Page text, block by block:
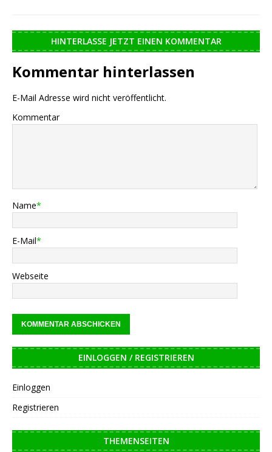
HINTERLASSE JETZT EINEN KOMMENTAR
Kommentar hinterlassen
E-Mail Adresse wird nicht veröffentlicht.
Kommentar
Name*
E-Mail*
Webseite
EINLOGGEN / REGISTRIEREN
Einloggen
Registrieren
THEMENSEITEN